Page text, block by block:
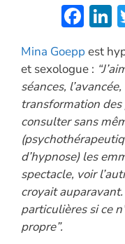
F
e
b
o
o
k
Mina Goepp est
et sexologue :
séances,
transformation
consulter sans
d’hypnose) les
spectacle, voir
croyait auparavant.
particulières si ce
propre”.